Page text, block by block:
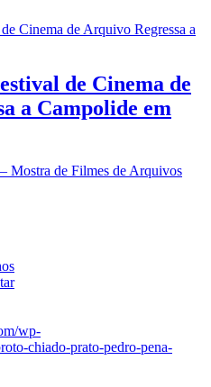
de Cinema de
a Campolide em
Mostra de Filmes de Arquivos
wp-
chiado-prato-pedro-pena-